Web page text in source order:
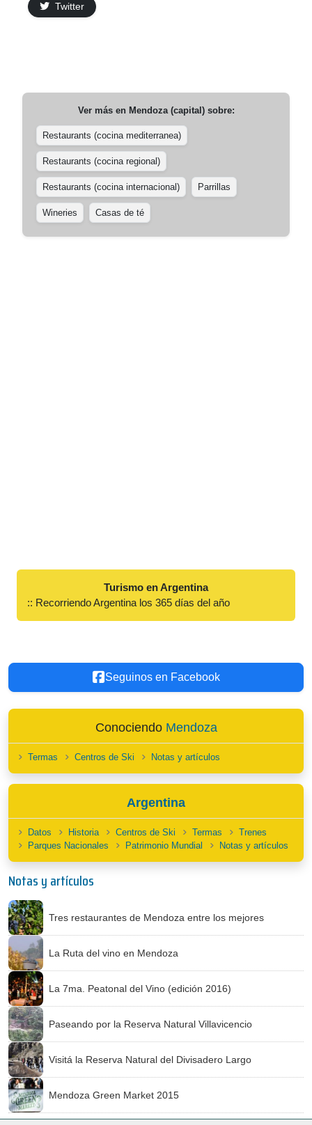
Twitter
Ver más en Mendoza (capital)sobre:
Restaurants (cocina mediterranea)
Restaurants (cocina regional)
Restaurants (cocina internacional) Parrillas
Wineries Casas de té
Turismo en Argentina
:: Recorriendo Argentina los 365 días del año
Seguinos en Facebook
Conociendo Mendoza
Termas Centros de Ski Notas y artículos
Argentina
Datos Historia Centros de Ski Termas
Trenes
Parques Nacionales
Patrimonio Mundial Notas y artículos
Notas y artículos
Tres restaurantes de Mendoza entre los mejores
La Ruta del vino en Mendoza
La 7ma. Peatonal del Vino (edición 2016)
Paseando por la Reserva Natural Villavicencio
Visitá la Reserva Natural del Divisadero Largo
Mendoza Green Market 2015